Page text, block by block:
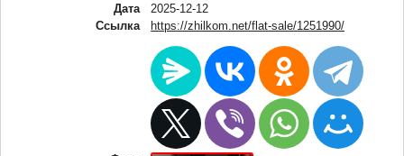
Дата
2025-12-12
Ссылка
https://zhilkom.net/flat-sale/1251990/